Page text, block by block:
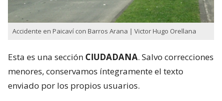
Accidente en Paicaví con Barros Arana | Victor Hugo Orellana
Esta es una sección CIUDADANA. Salvo correcciones
menores, conservamos íntegramente el texto
enviado por los propios usuarios.